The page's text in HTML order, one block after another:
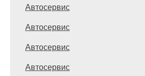
Автосервис
Автосервис
Автосервис
Автосервис